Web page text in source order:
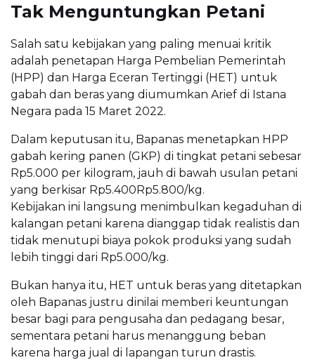
Tak Menguntungkan Petani
Salah satu kebijakan yang paling menuai kritik
adalah penetapan Harga Pembelian Pemerintah
(HPP) dan Harga Eceran Tertinggi (HET) untuk
gabah dan beras yang diumumkan Arief di Istana
Negara pada 15 Maret 2022.
Dalam keputusan itu, Bapanas menetapkan HPP
gabah kering panen (GKP) di tingkat petani sebesar
Rp5.000 per kilogram, jauh di bawah usulan petani
yang berkisar Rp5.400Rp5.800/kg.
Kebijakan ini langsung menimbulkan kegaduhan di
kalangan petani karena dianggap tidak realistis dan
tidak menutupi biaya pokok produksi yang sudah
lebih tinggi dari Rp5.000/kg.
Bukan hanya itu, HET untuk beras yang ditetapkan
oleh Bapanas justru dinilai memberi keuntungan
besar bagi para pengusaha dan pedagang besar,
sementara petani harus menanggung beban
karena harga jual di lapangan turun drastis.